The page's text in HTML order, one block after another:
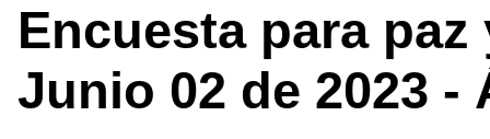
Encuesta para
Junio 02 de 2023 -